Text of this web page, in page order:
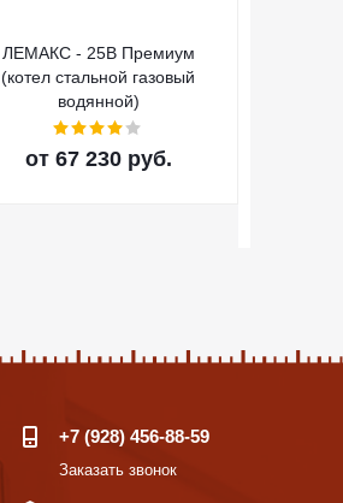
ЛЕМАКС - 25В Премиум
(котел стальной газовый
водянной)
от 67 230 руб.
+7 (928) 456-88-59
Заказать звонок